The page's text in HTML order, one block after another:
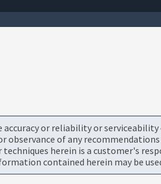
or reliability or
of any
herein is a customer's
contained herein may be